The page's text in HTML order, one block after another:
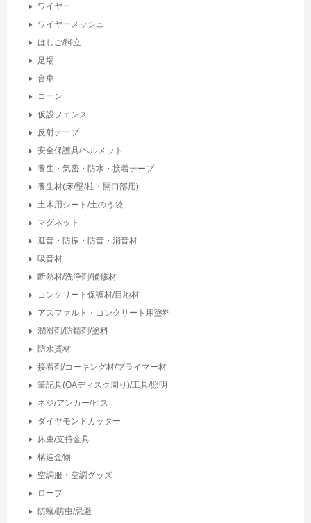
ワイヤー
ワイヤーメッシュ
はしご/脚立
足場
台車
コーン
仮設フェンス
反射テープ
安全保護具/ヘルメット
養生・気密・防水・接着テープ
養生材(床/壁/柱・開口部用)
土木用シート/土のう袋
マグネット
遮音・防振・防音・消音材
吸音材
断熱材/洗浄剤/補修材
コンクリート保護材/目地材
アスファルト・コンクリート用塗料
潤滑剤/防錆剤/塗料
防水資材
接着剤/コーキング材/プライマー材
筆記具(OAディスク周り)/工具/照明
ネジ/アンカー/ビス
ダイヤモンドカッター
床束/支持金具
構造金物
空調服・空調グッズ
ロープ
防蟻/防虫/忌避